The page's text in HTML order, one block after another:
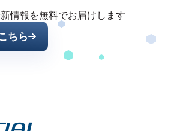
情報を無料でお届けします
ちら